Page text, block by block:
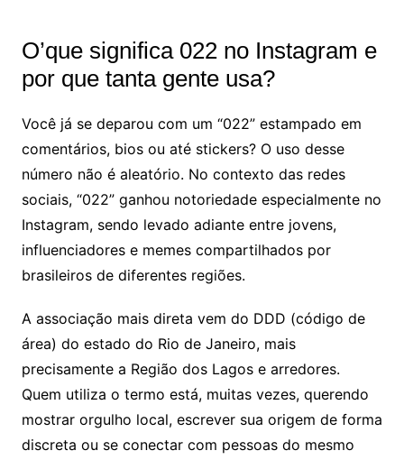
O’que significa 022 no Instagram e
por que tanta gente usa?
Você já se deparou com um “022” estampado em
comentários, bios ou até stickers? O uso desse
número não é aleatório. No contexto das redes
sociais, “022” ganhou notoriedade especialmente no
Instagram, sendo levado adiante entre jovens,
influenciadores e memes compartilhados por
brasileiros de diferentes regiões.
A associação mais direta vem do DDD (código de
área) do estado do Rio de Janeiro, mais
precisamente a Região dos Lagos e arredores.
Quem utiliza o termo está, muitas vezes, querendo
mostrar orgulho local, escrever sua origem de forma
discreta ou se conectar com pessoas do mesmo